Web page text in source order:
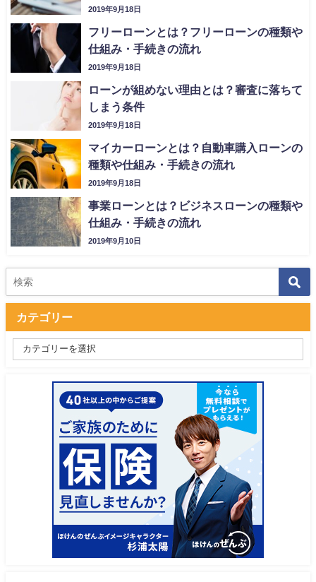
2019年9月18日
フリーローンとは？フリーローンの種類や
仕組み・手続きの流れ
2019年9月18日
ローンが組めない理由とは？審査に落ちて
しまう条件
2019年9月18日
マイカーローンとは？自動車購入ローンの
種類や仕組み・手続きの流れ
2019年9月18日
事業ローンとは？ビジネスローンの種類や
仕組み・手続きの流れ
2019年9月10日
カテゴリー